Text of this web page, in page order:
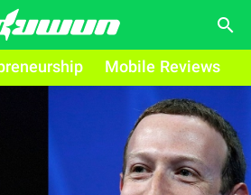
search
Mobile Reviews